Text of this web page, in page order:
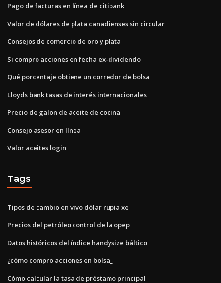
Pago de facturas en línea de citibank
Valor de dólares de plata canadienses sin circular
Consejos de comercio de oro y plata
Si compro acciones en fecha ex-dividendo
Qué porcentaje obtiene un corredor de bolsa
Lloyds bank tasas de interés internacionales
Precio de galon de aceite de cocina
Consejo asesor en línea
Valor aceites login
Tags
Tipos de cambio en vivo dólar rupia xe
Precios del petróleo control de la opep
Datos históricos del índice handysize báltico
¿cómo compro acciones en bolsa_
Cómo calcular la tasa de préstamo principal